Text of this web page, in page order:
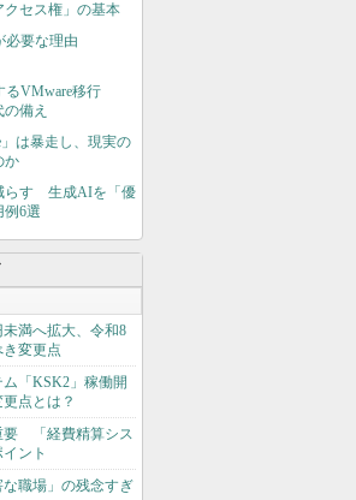
クセス権」の基本
必要な理由
るVMware移行
備え
は暴走し、現実の
か
らす 生成AIを「優
例6選
満へ拡大、令和8
変更点
「KSK2」稼働開
点とは？
要 「経費精算シス
ント
職場」の残念すぎ